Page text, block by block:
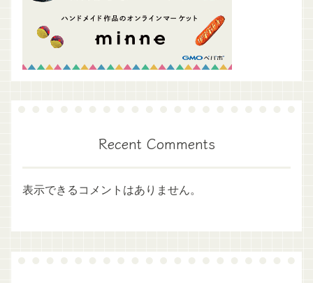
Recent Comments
表示できるコメントはありません。